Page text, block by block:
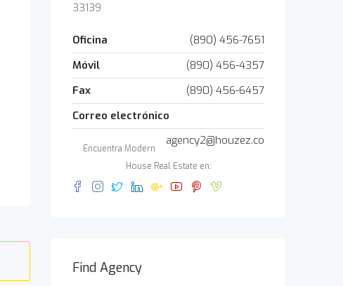
33139
Oficina
(890) 456-7651
Móvil
(890) 456-4357
Fax
(890) 456-6457
Correo electrónico
agency2@houzez.co
Encuentra Modern
House Real Estate en:
Find Agency